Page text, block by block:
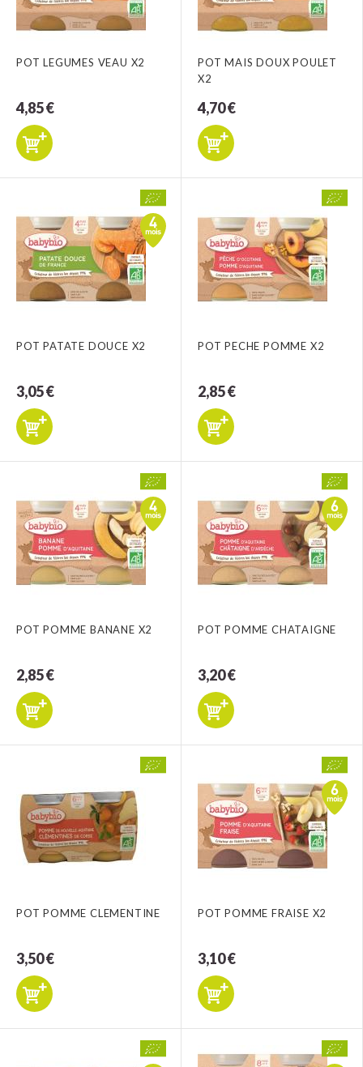
POT LEGUMES VEAU X2
4,85 €
POT MAIS DOUX POULET
X2
4,70 €
POT PATATE DOUCE X2
3,05 €
POT PECHE POMME X2
2,85 €
POT POMME BANANE X2
2,85 €
POT POMME CHATAIGNE
3,20 €
POT POMME CLEMENTINE
3,50 €
POT POMME FRAISE X2
3,10 €